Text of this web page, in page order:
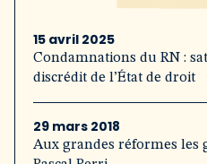
15 avril 2025
Condamnations du RN :
discrédit de l’État de droit
29 mars 2018
Aux grandes réformes les